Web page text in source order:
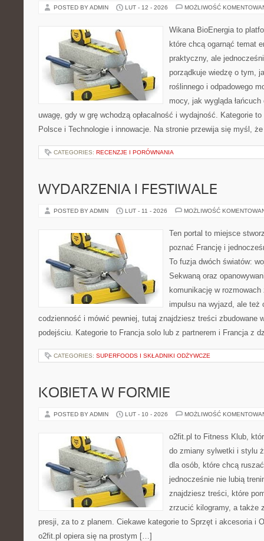
POSTED BY ADMIN LUT - 12 - 2026 MOŻLIWOŚĆ
Wikana BioEnergia to
które chcą ogarnąć temat
praktyczny, ale
porządkuje wiedzę o tym,
roślinnego i odpadowego
mocy, jak wygląda
uwagę, gdy w grę wchodzą opłacalność i wydajność. Kategorie
Polsce i Technologie i innowacje. Na stronie przewija się myśl,
CATEGORIES: RECENZJE I PORÓWNANIA
WYDARZENIA I FESTIWALE
POSTED BY ADMIN LUT - 11 - 2026 MOŻLIWOŚĆ
Ten portal to miejsce
poznać Francję i
To fuzja dwóch światów:
Sekwaną oraz
komunikację w
impulsu na wyjazd, ale
codzienność i mówić pewniej, tutaj znajdziesz treści zbudowane
podejściu. Kategorie to Francja solo lub z partnerem i Francja z
CATEGORIES: SUPERFOODS I SKŁADNIKI ODŻYWCZE
KOBIETA W FORMIE
POSTED BY ADMIN LUT - 10 - 2026 MOŻLIWOŚĆ
o2fit.pl to Fitness Klub,
do zmiany sylwetki i stylu
dla osób, które chcą
jednocześnie nie lubią
znajdziesz treści, które
zrzucić kilogramy, a także
presji, za to z planem. Ciekawe kategorie to Sprzęt i akcesoria i
o2fit.pl opiera się na prostym […]